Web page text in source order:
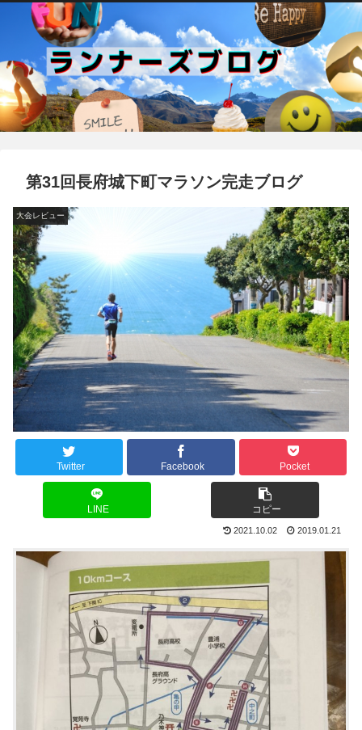
第31回長府城下町マラソン完走ブログ
大会レビュー
Twitter Facebook Pocket
LINE コピー
2021.10.02 2019.01.21